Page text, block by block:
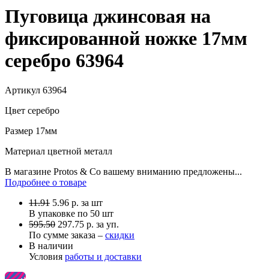
Пуговица джинсовая на
фиксированной ножке 17мм
серебро 63964
Артикул 63964
Цвет серебро
Размер 17мм
Материал цветной металл
В магазине Protos & Co вашему вниманию предложены...
Подробнее о товаре
11.91 5.96 р. за шт
В упаковке по 50 шт
595.50 297.75 р. за уп.
По сумме заказа – скидки
В наличии
Условия работы и доставки